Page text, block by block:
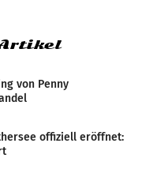
von Penny
offiziell eröffnet: